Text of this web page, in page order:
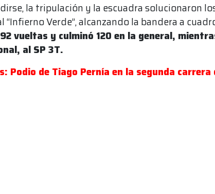
la tripulación y la escuadra solucionaron
“Infierno Verde”, alcanzando la bandera a
vueltas y culminó 120 en la general,
al SP 3T.
Podio de Tiago Pernía en la segunda carrera